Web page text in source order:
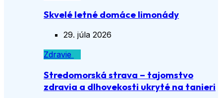
Skvelé letné domáce limonády
29. júla 2026
Zdravie
Stredomorská strava – tajomstvo
zdravia a dlhovekosti ukryté na tanieri